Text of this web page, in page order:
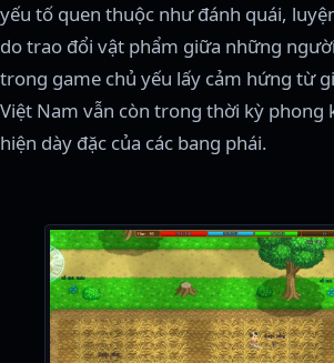
yếu tố quen thuộc như đánh quái,
do trao đổi vật phẩm giữa những
trong game chủ yếu lấy cảm hứng từ
Việt Nam vẫn còn trong thời kỳ phong
hiện dày đặc của các bang phái.